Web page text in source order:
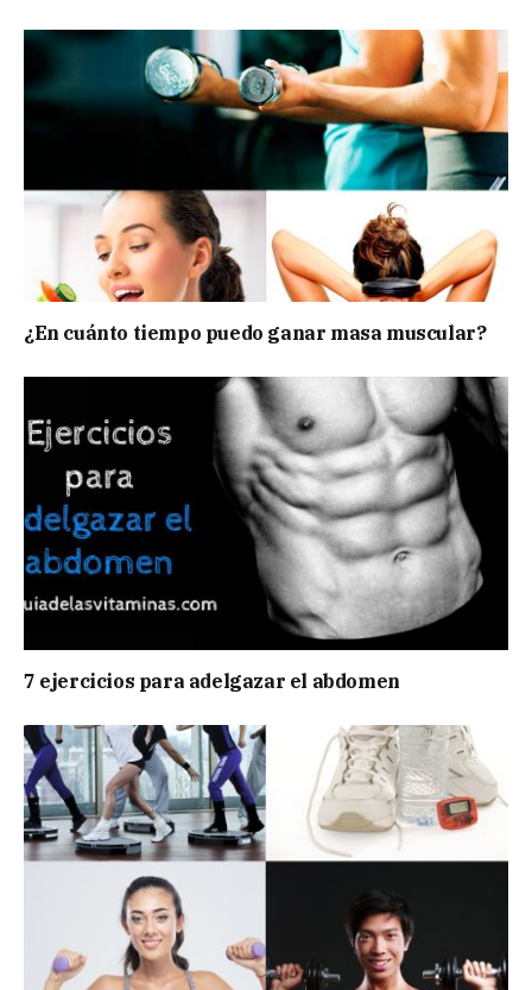
¿En cuánto tiempo puedo ganar masa muscular?
7 ejercicios para adelgazar el abdomen